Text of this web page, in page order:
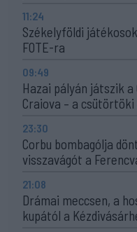
11:24
Székelyföldi
FOTE-ra
09:49
Hazai pályán játszik a
Craiova – a
23:30
Corbu bombagólja
visszavágót a
21:08
Drámai meccsen, a
kupától a